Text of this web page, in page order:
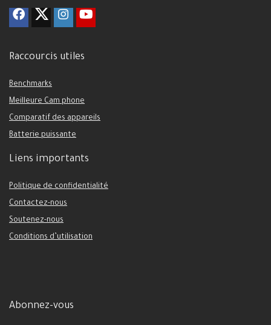
Raccourcis utiles
Benchmarks
Meilleure Cam phone
Comparatif des appareils
Batterie puissante
Liens importants
Politique de confidentialité
Contactez-nous
Soutenez-nous
Conditions d’utilisation
Abonnez-vous